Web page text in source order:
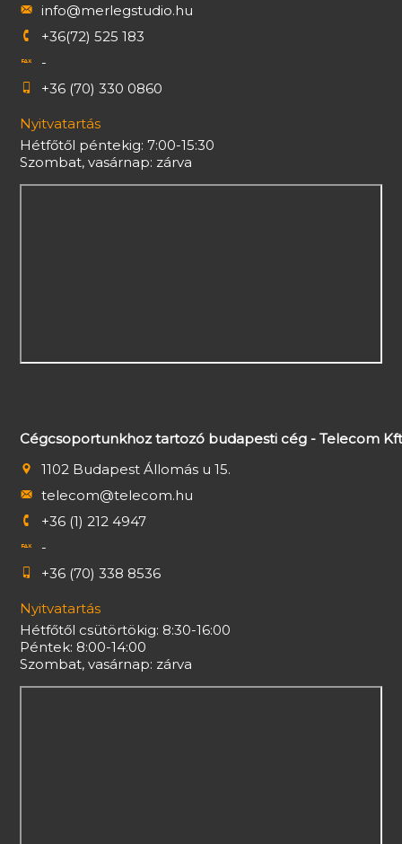
info@merlegstudio.hu
+36(72) 525 183
-
+36 (70) 330 0860
Nyitvatartás
Hétfőtől péntekig: 7:00-15:30
Szombat, vasárnap: zárva
Cégcsoportunkhoz tartozó budapesti cég - Telecom
1102 Budapest Állomás u 15.
telecom@telecom.hu
+36 (1) 212 4947
-
+36 (70) 338 8536
Nyitvatartás
Hétfőtől csütörtökig: 8:30-16:00
Péntek: 8:00-14:00
Szombat, vasárnap: zárva